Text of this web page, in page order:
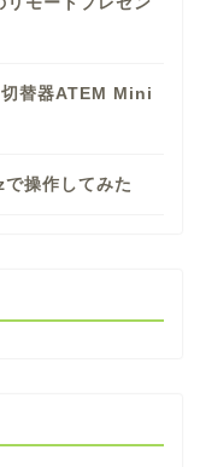
替器ATEM Mini
操作してみた